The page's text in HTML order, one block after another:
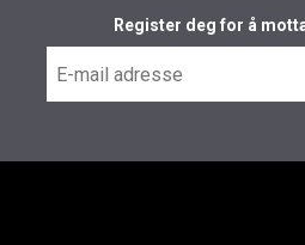
Register deg for å